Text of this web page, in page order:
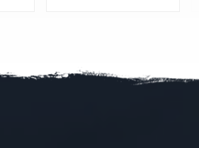
Sportausrüstung, Kleidung